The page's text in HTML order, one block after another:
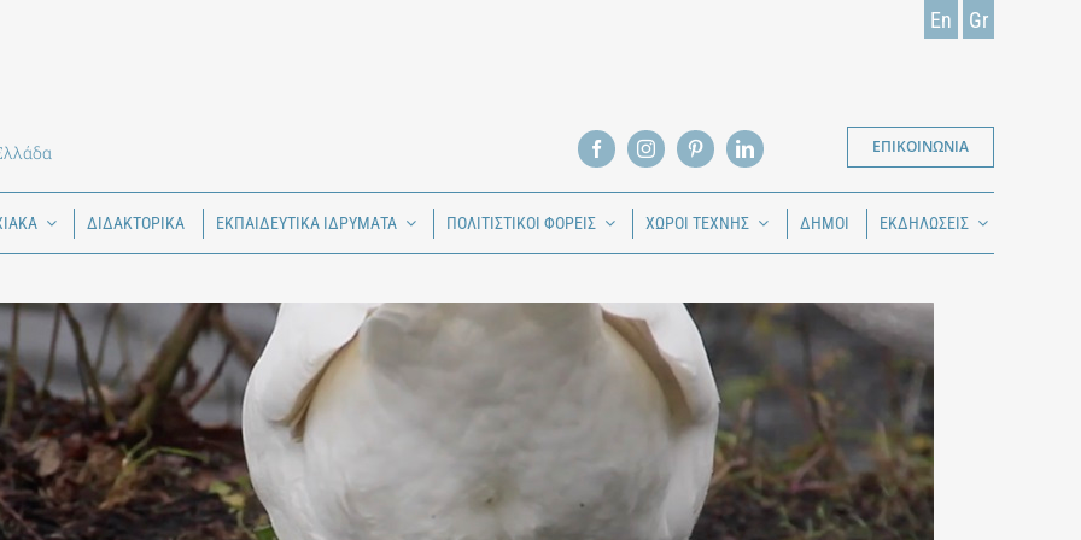
En Gr
ΕΠΙΚΟΙΝΩΝΙΑ
ΔΙΔΑΚΤΟΡΙΚΑ ΕΚΠΑΙΔΕΥΤΙΚΑ ΙΔΡΥΜΑΤΑ ΠΟΛΙΤΙΣΤΙΚΟΙ ΦΟΡΕΙΣ ΧΩΡΟΙ ΤΕΧΝΗΣ ΔΗΜΟΙ ΕΚΔΗΛΩΣΕΙΣ